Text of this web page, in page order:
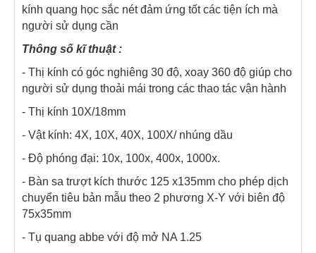
kính quang học sắc nét đảm ứng tốt các tiện ích mà
người sử dụng cần
Thông số kĩ thuật :
- Thị kính có góc nghiêng 30 độ, xoay 360 độ giúp cho
người sử dụng thoải mái trong các thao tác vận hành
- Thị kính 10X/18mm
- Vật kính: 4X, 10X, 40X, 100X/ nhúng dầu
- Độ phóng đại: 10x, 100x, 400x, 1000x.
- Bàn sa trượt kích thước 125 x135mm cho phép dịch
chuyển tiêu bản mẫu theo 2 phương X-Y với biên độ
75x35mm
- Tụ quang abbe với độ mở NA 1.25